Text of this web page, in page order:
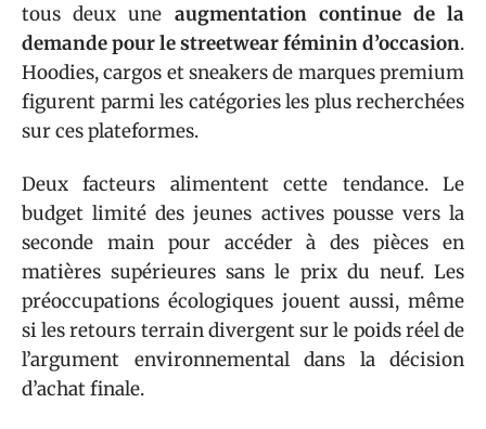
tous deux une augmentation continue de la
demande pour le streetwear féminin d’occasion.
Hoodies, cargos et sneakers de marques premium
figurent parmi les catégories les plus recherchées
sur ces plateformes.
Deux facteurs alimentent cette tendance. Le
budget limité des jeunes actives pousse vers la
seconde main pour accéder à des pièces en
matières supérieures sans le prix du neuf. Les
préoccupations écologiques jouent aussi, même
si les retours terrain divergent sur le poids réel de
l’argument environnemental dans la décision
d’achat finale.